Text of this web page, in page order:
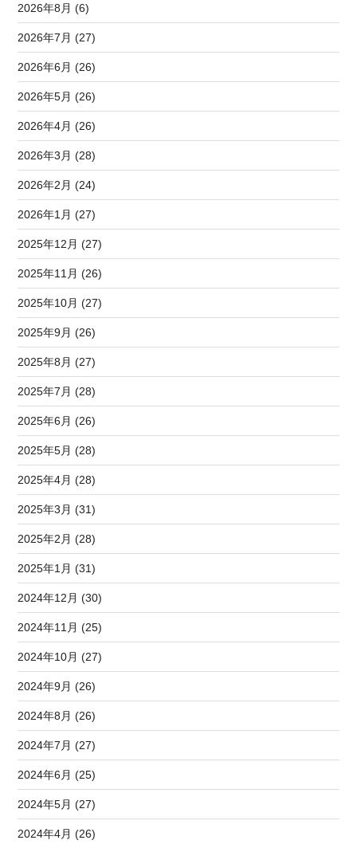
2026年8月 (6)
2026年7月 (27)
2026年6月 (26)
2026年5月 (26)
2026年4月 (26)
2026年3月 (28)
2026年2月 (24)
2026年1月 (27)
2025年12月 (27)
2025年11月 (26)
2025年10月 (27)
2025年9月 (26)
2025年8月 (27)
2025年7月 (28)
2025年6月 (26)
2025年5月 (28)
2025年4月 (28)
2025年3月 (31)
2025年2月 (28)
2025年1月 (31)
2024年12月 (30)
2024年11月 (25)
2024年10月 (27)
2024年9月 (26)
2024年8月 (26)
2024年7月 (27)
2024年6月 (25)
2024年5月 (27)
2024年4月 (26)